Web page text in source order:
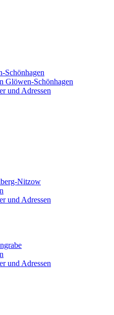
Schönhagen
Glöwen-Schönhagen
und Adressen
Nitzow
und Adressen
und Adressen